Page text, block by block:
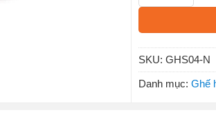
SKU: GHS04-N
Danh mục: Ghế